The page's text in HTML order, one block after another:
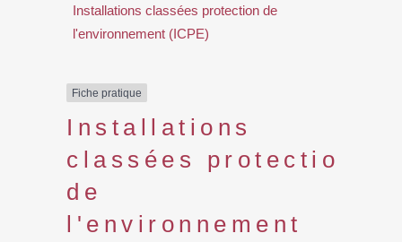
Installations classées protection de
l'environnement (ICPE)
Fiche pratique
Installations
classées protection
de
l'environnement